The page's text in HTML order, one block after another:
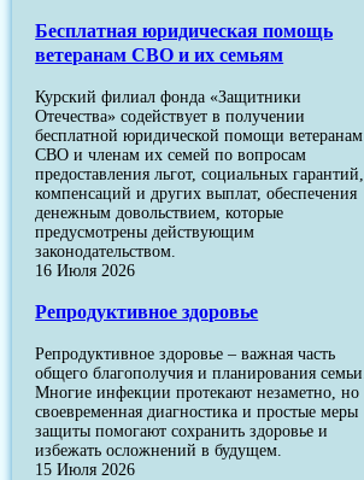
Бесплатная юридическая помощь
ветеранам СВО и их семьям
Курский филиал фонда «Защитники
Отечества» содействует в получении
бесплатной юридической помощи ветеранам
СВО и членам их семей по вопросам
предоставления льгот, социальных гарантий,
компенсаций и других выплат, обеспечения
денежным довольствием, которые
предусмотрены действующим
законодательством.
16 Июля 2026
Репродуктивное здоровье
Репродуктивное здоровье – важная часть
общего благополучия и планирования семьи.
Многие инфекции протекают незаметно, но
своевременная диагностика и простые меры
защиты помогают сохранить здоровье и
избежать осложнений в будущем.
15 Июля 2026